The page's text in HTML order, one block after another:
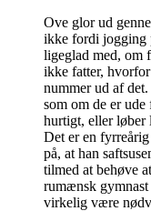
Ove glor ud
ikke fordi jogging
ligeglad med, om
ikke fatter,
nummer ud af
som om de er
hurtigt, eller løber
Det er en
på, at han
tilmed at behøve
rumænsk
virkelig være